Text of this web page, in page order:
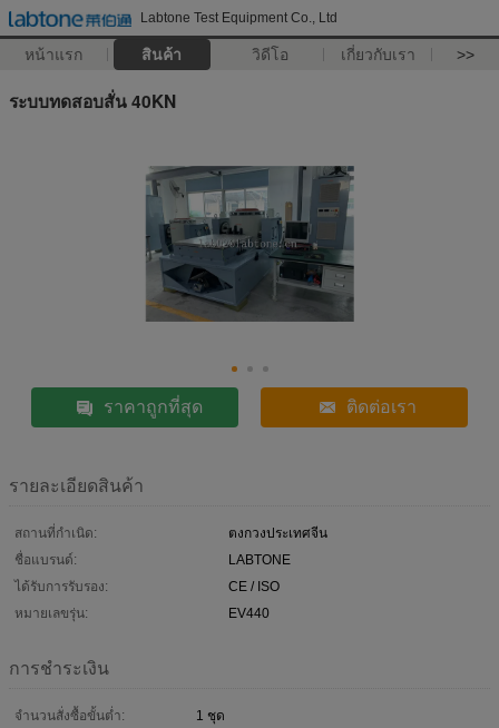
Labtone Test Equipment Co., Ltd
หน้าแรก สินค้า วิดีโอ เกี่ยวกับเรา >>
ระบบทดสอบสั่น 40KN
ราคาถูกที่สุด ติดต่อเรา
รายละเอียดสินค้า
สถานที่กำเนิด:
ตงกวงประเทศจีน
ชื่อแบรนด์:
LABTONE
ได้รับการรับรอง:
CE / ISO
หมายเลขรุ่น:
EV440
การชำระเงิน
จำนวนสั่งซื้อขั้นต่ำ:
1 ชุด